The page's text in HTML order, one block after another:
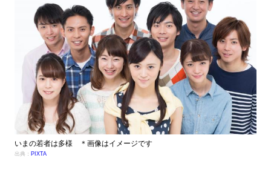
いまの若者は多様 ＊画像はイメージです
出典： PIXTA